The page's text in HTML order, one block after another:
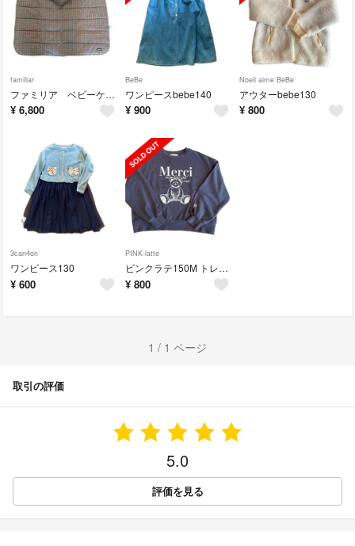
familiar
ファミリア ベビーケープ ダウン
¥ 6,800
BeBe
ワンピースbebe140
¥ 900
Noeil aime BeBe
アウターbebe130
¥ 800
3can4on
ワンピース130
¥ 600
PINK-latte
ピンクラテ150M トレーナー
¥ 800
1 / 1 ページ
取引の評価
5.0
評価を見る